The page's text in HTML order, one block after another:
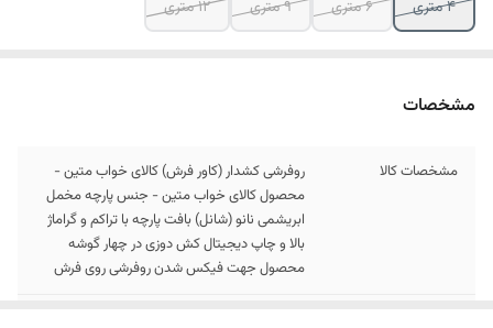
4 متری
6 متری 9 متری 12 متری
مشخصات
مشخصات کالا
روفرشی کشدار (کاور فرش) کالای خواب متین -
محصول کالای خواب متین - جنس پارچه مخمل
ابریشمی نانو (شانل) بافت پارچه با تراکم و گراماژ
بالا و چاپ دیجیتال کش دوزی در چهار گوشه
محصول جهت فیکس شدن روفرشی روی فرش